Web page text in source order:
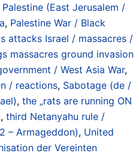
Palestine (East Jerusalem /
, Palestine War / Black
attacks Israel / massacres /
massacres ground invasion
/ West Asia War,
/ reactions, Sabotage (de /
, the „rats are running ON
, third Netanyahu rule /
– Armageddon), United
der Vereinten